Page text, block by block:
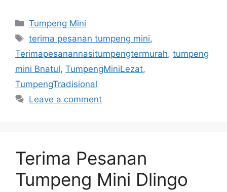
Categories
Tumpeng Mini
Tags
terima pesanan tumpeng mini,
Terimapesanannasitumpengtermurah, tumpeng
mini Bnatul, TumpengMiniLezat,
TumpengTradisional
Leave a comment
Terima Pesanan
Tumpeng Mini Dlingo